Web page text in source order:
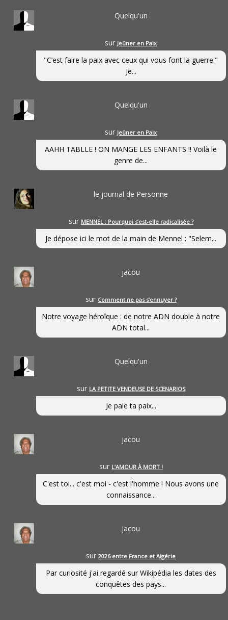
Quelqu'un
sur Jeûner en Paix
"C’est faire la paix avec ceux qui vous font la guerre."
Je...
Quelqu'un
sur Jeûner en Paix
AAHH TABLLE ! ON MANGE LES ENFANTS !! Voilà le
genre de...
le journal de Personne
sur MENNEL : Pourquoi s’est-elle radicalisée ?
Je dépose ici le mot de la main de Mennel : "Selem...
jacou
sur Comment ne pas s’ennuyer ?
Notre voyage héroîque : de notre ADN double à notre
ADN total...
Quelqu'un
sur LA PETITE VENDEUSE DE SCENARIOS
Je paie ta paix...
jacou
sur L’AMOUR À MORT !
C'est toi... c'est moi - c'est l'homme ! Nous avons une
connaissance...
jacou
sur2026 entre France et Algérie
Par curiosité j'ai regardé sur Wikipédia les dates des
conquêtes des pays...